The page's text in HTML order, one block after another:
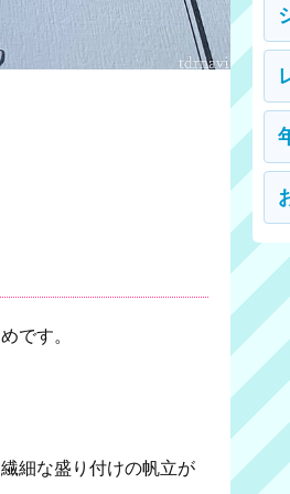
です。
細な盛り付けの帆立が